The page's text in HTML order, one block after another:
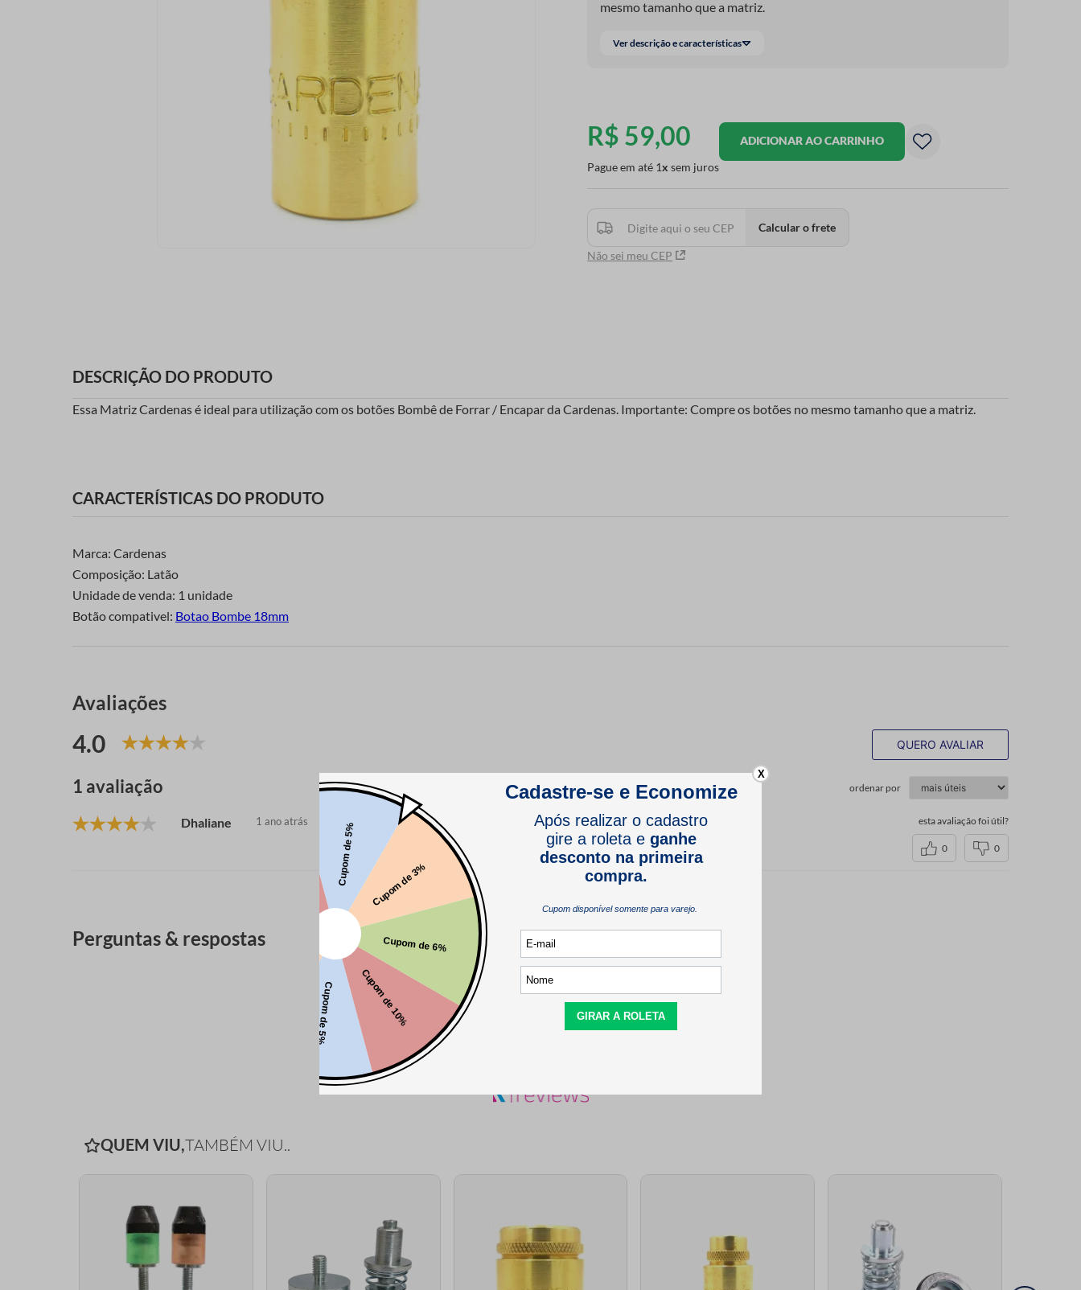
mesmo tamanho que a matriz.
Ver descrição e características
R$ 59,00
Pague em até 1 sem juros
ADICIONAR AO CARRINHO
Não sei meu CEP
Calcular o frete
DESCRIÇÃO DO PRODUTO
Essa Matriz Cardenas é ideal para utilização com os botões Bombê de Forrar / Encapar da Cardenas. Importante: Compre os botões no mesmo tamanho que a matriz.
CARACTERÍSTICAS DO PRODUTO
Marca: Cardenas
Composição: Latão
Unidade de venda: 1 unidade
Botão compativel: Botao Bombe 18mm
Avaliações
4.0 QUERO AVALIAR
1 avaliação ordenar por
Dhaliane 1 ano atrás comprador verificado esta avaliação foi útil?
0 0
Perguntas & respostas
Este produto ainda não tem perguntas
SEJA O PRIMEIRO A PERGUNTAR
QUEM VIU,TAMBÉM VIU..
X